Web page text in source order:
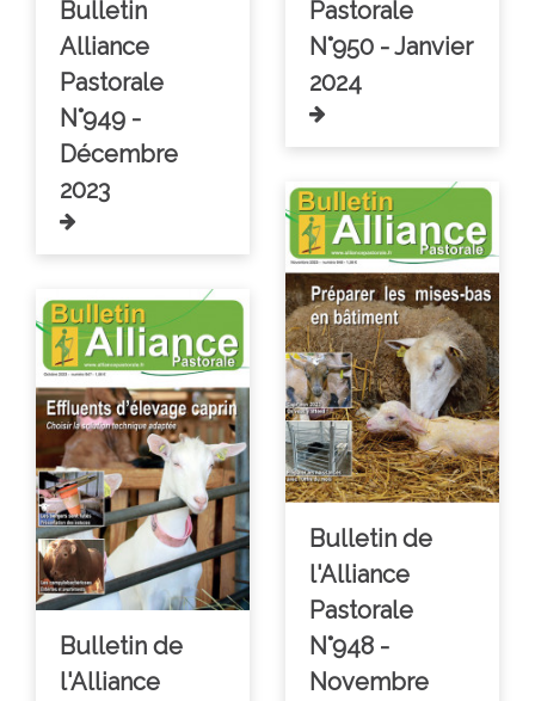
Pastorale
N°950 - Janvier
2024
Bulletin
Alliance
Pastorale
N°949 -
Décembre
2023
Bulletin de
l'Alliance
Pastorale
N°948 -
Novembre
Bulletin de
l'Alliance